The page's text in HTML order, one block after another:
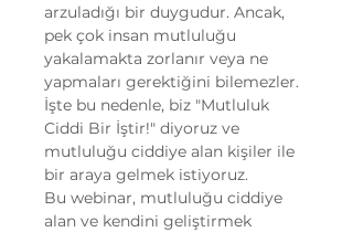
arzuladığı bir duygudur. Ancak,
pek çok insan mutluluğu
yakalamakta zorlanır veya ne
yapmaları gerektiğini bilemezler.
İşte bu nedenle, biz "Mutluluk
Ciddi Bir İştir!" diyoruz ve
mutluluğu ciddiye alan kişiler ile
bir araya gelmek istiyoruz.
Bu webinar, mutluluğu ciddiye
alan ve kendini geliştirmek